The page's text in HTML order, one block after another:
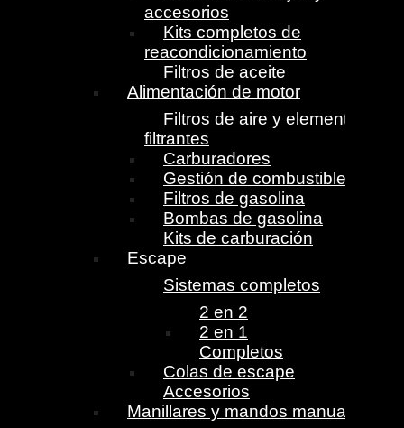
accesorios
Kits completos de
reacondicionamiento
Filtros de aceite
Alimentación de motor
Filtros de aire y elementos
filtrantes
Carburadores
Gestión de combustible
Filtros de gasolina
Bombas de gasolina
Kits de carburación
Escape
Sistemas completos
2 en 2
2 en 1
Completos
Colas de escape
Accesorios
Manillares y mandos manuales